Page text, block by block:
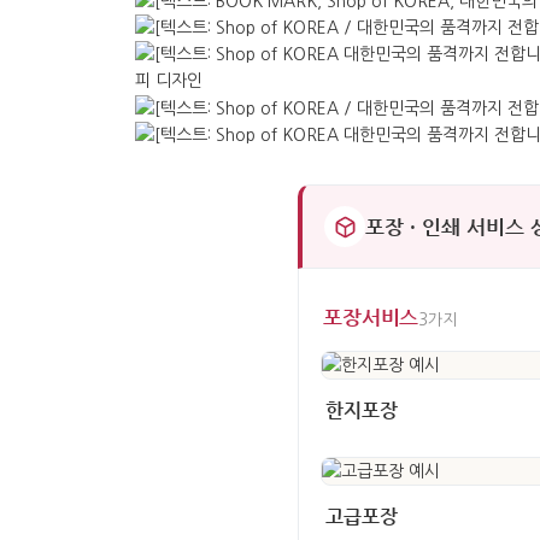
포장 · 인쇄 서비스
포장서비스3가지
한지포장
고급포장